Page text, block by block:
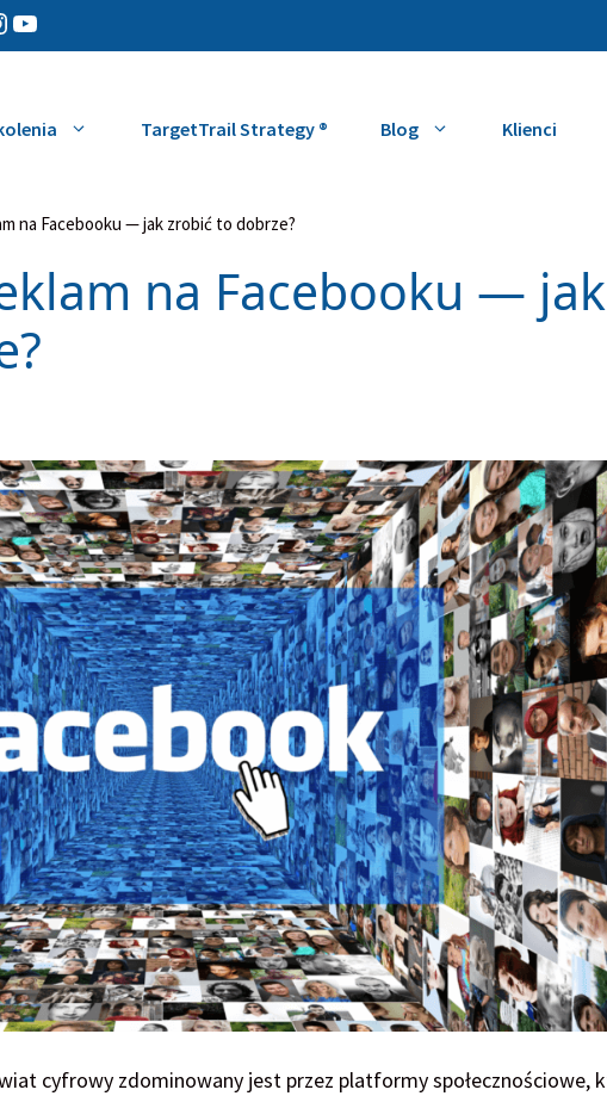
YouTube
TargetTrail Strategy ® Blog Klienci
na Facebooku — jak zrobić to dobrze?
na Facebooku — jak
cyfrowy zdominowany jest przez platformy społecznościowe,